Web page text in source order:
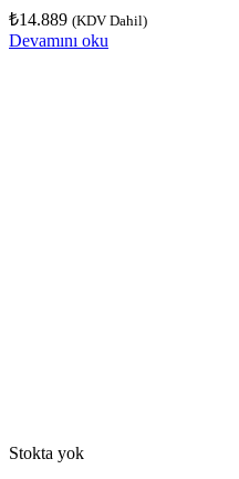
₺14.889 (KDV Dahil)
Devamını oku
Stokta yok